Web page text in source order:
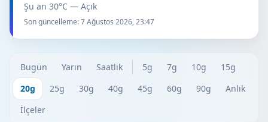
Şu an 30°C — Açık
Son güncelleme:7 Ağustos 2026, 23:47
Bugün Yarın Saatlik 5g 7g 10g
15g
20g
25g 30g 40g 45g 60g 90g
Anlık
İlçeler